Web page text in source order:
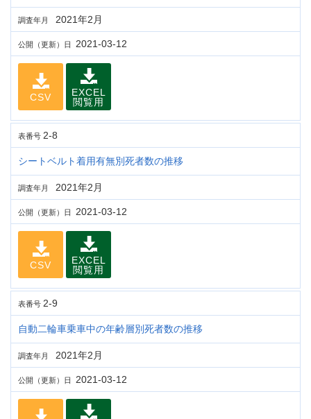
調査年月 2021年2月
公開（更新）日 2021-03-12
CSV
EXCEL
閲覧用
表番号 2-8
シートベルト着用有無別死者数の推移
調査年月 2021年2月
公開（更新）日 2021-03-12
CSV
EXCEL
閲覧用
表番号 2-9
自動二輪車乗車中の年齢層別死者数の推移
調査年月 2021年2月
公開（更新）日 2021-03-12